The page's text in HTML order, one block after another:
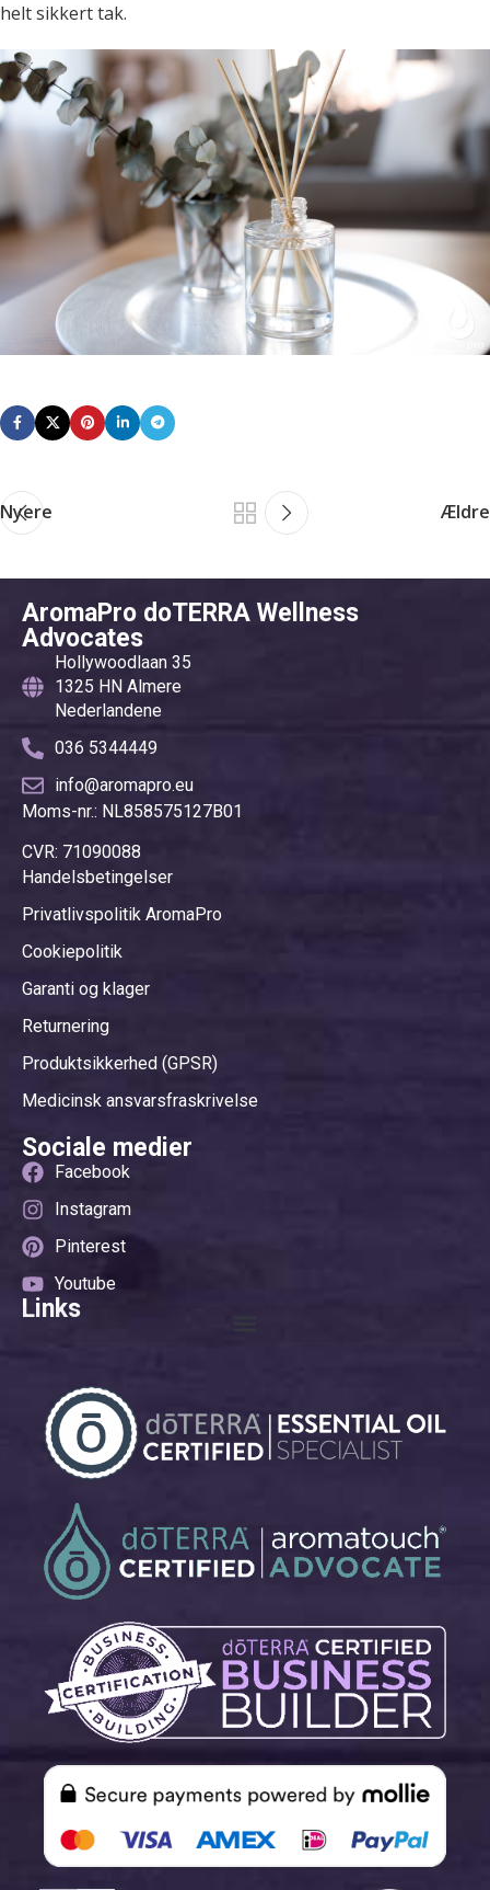
helt sikkert tak.
Nyere Ældre
AromaPro doTERRA Wellness
Advocates
Hollywoodlaan 35
1325 HN Almere
Nederlandene
036 5344449
info@aromapro.eu
Moms-nr.: NL858575127B01
CVR: 71090088
Handelsbetingelser
Privatlivspolitik AromaPro
Cookiepolitik
Garanti og klager
Returnering
Produktsikkerhed (GPSR)
Medicinsk ansvarsfraskrivelse
Sociale medier
Facebook
Instagram
Pinterest
Youtube
Links